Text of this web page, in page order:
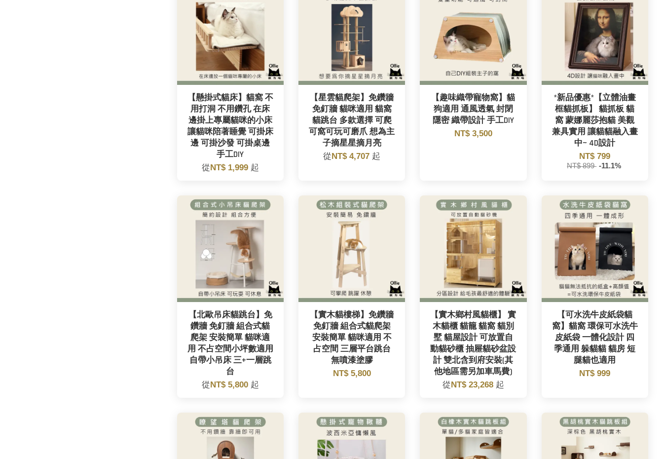
【懸掛式貓床】貓窩 不
用打洞 不用鑽孔 在床
邊掛上專屬貓咪的小床
讓貓咪陪著睡覺 可掛床
邊 可掛沙發 可掛桌邊
手工DIY
從NT$ 1,999 起
【星雲貓爬架】免鑽牆
免釘牆 貓咪適用 貓窩
貓跳台 多款選擇 可爬
可窩可玩可磨爪 想為主
子摘星星摘月亮
從NT$ 4,707 起
【趣味織帶寵物窩】貓
狗適用 通風透氣 封閉
隱密 織帶設計 手工DIY
NT$ 3,500
*新品優惠*【立體油畫
框貓抓板】 貓抓板 貓
窩 蒙娜麗莎抱貓 美觀
兼具實用 讓貓貓融入畫
中~ 4D設計
NT$ 799
NT$ 899 -11.1%
【北歐吊床貓跳台】免
鑽牆 免釘牆 組合式貓
爬架 安裝簡單 貓咪適
用 不占空間小坪數適用
自帶小吊床 三+一層跳
台
從NT$ 5,800 起
【實木貓樓梯】免鑽牆
免釘牆 組合式貓爬架
安裝簡單 貓咪適用 不
占空間 三層平台跳台
無噴漆塗膠
NT$ 5,800
【實木鄉村風貓櫃】 實
木貓櫃 貓籠 貓窩 貓別
墅 貓屋設計 可放置自
動貓砂櫃 抽屜貓砂盆設
計 雙北含到府安裝(其
他地區需另加車馬費)
從NT$ 23,268 起
【可水洗牛皮紙袋貓
窩】貓窩 環保可水洗牛
皮紙袋 一體化設計 四
季通用 躲貓貓 貓房 短
腿貓也適用
NT$ 999